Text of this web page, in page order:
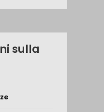
sulla